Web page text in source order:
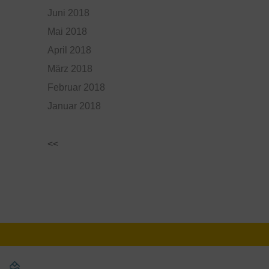
Juni 2018
Mai 2018
April 2018
März 2018
Februar 2018
Januar 2018
<<